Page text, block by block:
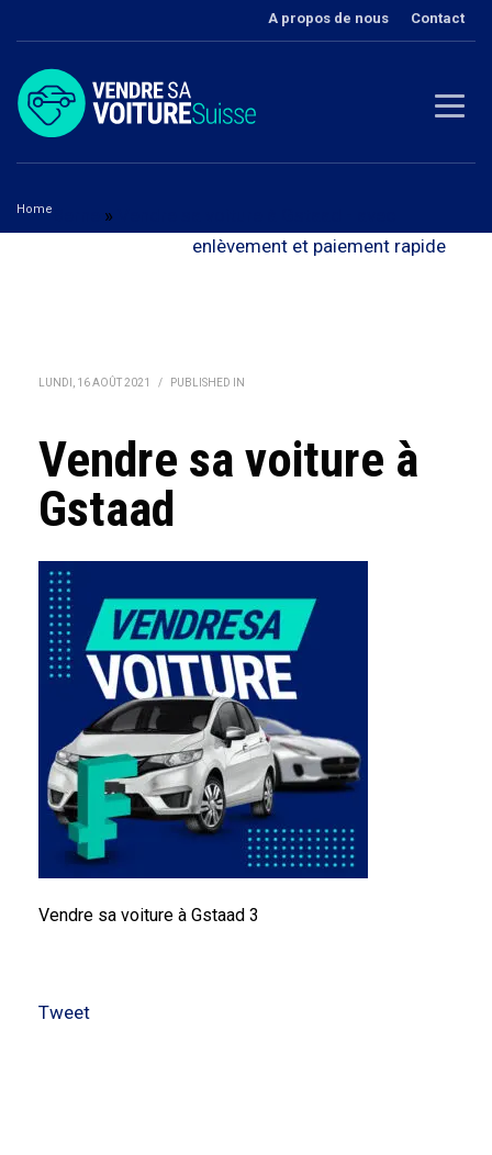
A propos de nous Contact
Home »
enlèvement et paiement rapide
LUNDI, 16 AOÛT 2021 / PUBLISHED IN
Vendre sa voiture à
Gstaad
Vendre sa voiture à Gstaad 3
Tweet